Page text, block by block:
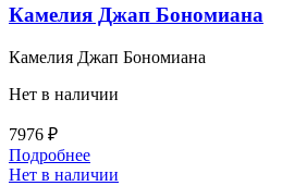
Камелия Джап Бономиана
Камелия Джап Бономиана
Нет в наличии
7976 ₽
Подробнее
Нет в наличии